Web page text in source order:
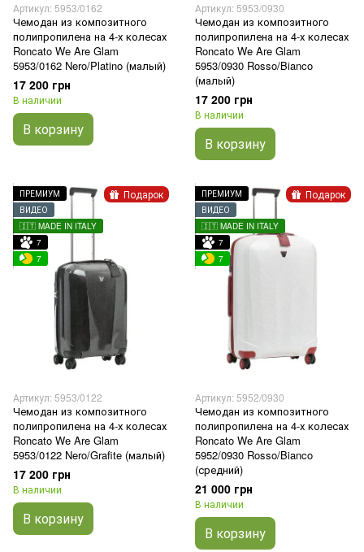
Артикул: 5953/0162
Чемодан из композитного
полипропилена на 4-х колесах
Roncato We Are Glam
5953/0162 Nero/Platino (малый)
17 200 грн
В наличии
В корзину
Артикул: 5953/0930
Чемодан из композитного
полипропилена на 4-х колесах
Roncato We Are Glam
5953/0930 Rosso/Bianco
(малый)
17 200 грн
В наличии
В корзину
Подарок
ПРЕМИУМ
ВИДЕО
🇮🇹 MADE IN ITALY
7
7
Артикул: 5953/0122
Чемодан из композитного
полипропилена на 4-х колесах
Roncato We Are Glam
5953/0122 Nero/Grafite (малый)
17 200 грн
В наличии
В корзину
Подарок
ПРЕМИУМ
ВИДЕО
🇮🇹 MADE IN ITALY
7
7
Артикул: 5952/0930
Чемодан из композитного
полипропилена на 4-х колесах
Roncato We Are Glam
5952/0930 Rosso/Bianco
(средний)
21 000 грн
В наличии
В корзину